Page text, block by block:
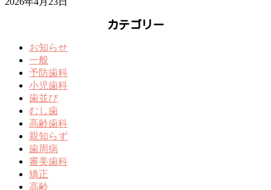
カテゴリー
お知らせ
一般
予防歯科
小児歯科
歯並び
むし歯
高齢歯科
親知らず
歯周病
審美歯科
矯正
高齢